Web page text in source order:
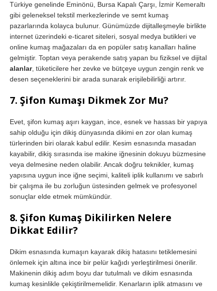
Türkiye genelinde Eminönü, Bursa Kapalı Çarşı, İzmir Kemeraltı
gibi geleneksel tekstil merkezlerinde ve semt kumaş
pazarlarında kolayca bulunur. Günümüzde dijitalleşmeyle birlikte
internet üzerindeki e-ticaret siteleri, sosyal medya butikleri ve
online kumaş mağazaları da en popüler satış kanalları haline
gelmiştir. Toptan veya perakende satış yapan bu fiziksel ve dijital
alanlar, tüketicilere her zevke ve bütçeye uygun zengin renk ve
desen seçeneklerini bir arada sunarak erişilebilirliği artırır.
7. Şifon Kumaşı Dikmek Zor Mu?
Evet, şifon kumaş aşırı kaygan, ince, esnek ve hassas bir yapıya
sahip olduğu için dikiş dünyasında dikimi en zor olan kumaş
türlerinden biri olarak kabul edilir. Kesim esnasında masadan
kayabilir, dikiş sırasında ise makine iğnesinin dokuyu büzmesine
veya delmesine neden olabilir. Ancak doğru teknikler, kumaş
yapısına uygun ince iğne seçimi, kaliteli iplik kullanımı ve sabırlı
bir çalışma ile bu zorluğun üstesinden gelmek ve profesyonel
sonuçlar elde etmek mümkündür.
8. Şifon Kumaş Dikilirken Nelere
Dikkat Edilir?
Dikim esnasında kumaşın kayarak dikiş hatasını tetiklemesini
önlemek için altına ince bir pelür kağıdı yerleştirilmesi önerilir.
Makinenin dikiş adım boyu dar tutulmalı ve dikim esnasında
kumaş kesinlikle çekiştirilmemelidir. Kenarların iplik atmasını ve